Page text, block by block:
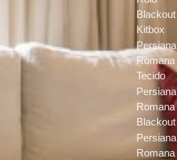
Blackout
Kitbox
Persiana
Romana
Tecido
Persiana
Romana
Blackout
Persiana
Romana